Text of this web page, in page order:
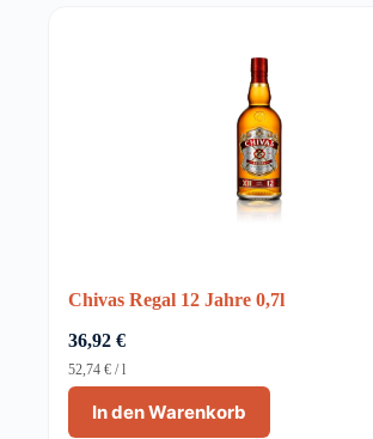
Chivas Regal 12 Jahre 0,7l
36,92 €
In den Warenkorb
52,74 € /l